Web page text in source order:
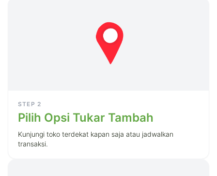
STEP 2
Pilih Opsi Tukar Tambah
Kunjungi toko terdekat kapan saja atau jadwalkan
transaksi.